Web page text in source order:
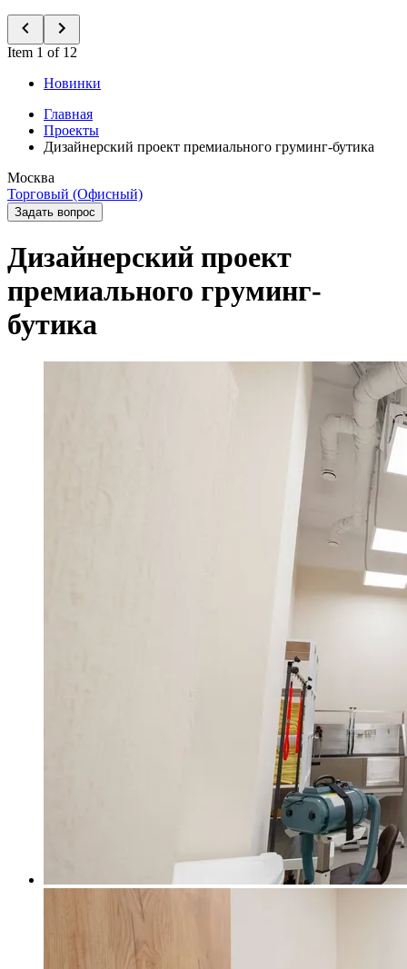
Item 1 of 12
Новинки
Главная
Проекты
Дизайнерский проект премиального груминг-бутика
Москва
Торговый (Офисный)
Задать вопрос
Дизайнерский проект
премиального груминг-
бутика